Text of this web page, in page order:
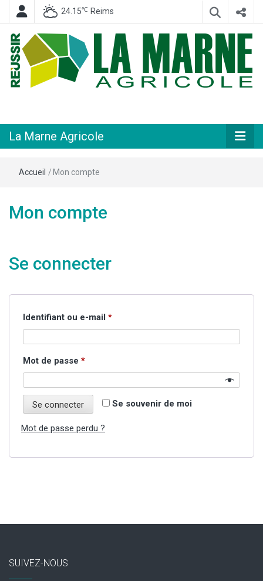
24.15℃ Reims
Agricole
La Marne Agricole
Accueil /Mon compte
Mon compte
Se connecter
Identifiant ou e-mail *Obligatoire
Mot de passe *Obligatoire
Se souvenir de moi
Se connecter
Mot de passe perdu ?
SUIVEZ-NOUS